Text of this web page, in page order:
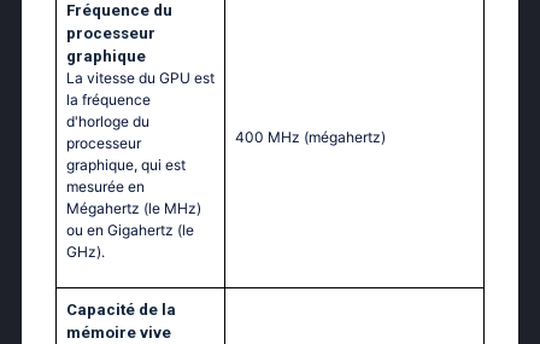
Fréquence du
processeur
graphique
La vitesse du GPU est
la fréquence
d'horloge du
processeur
graphique, qui est
mesurée en
Mégahertz (le MHz)
ou en Gigahertz (le
GHz).
400 MHz (mégahertz)
Capacité de la
mémoire vive